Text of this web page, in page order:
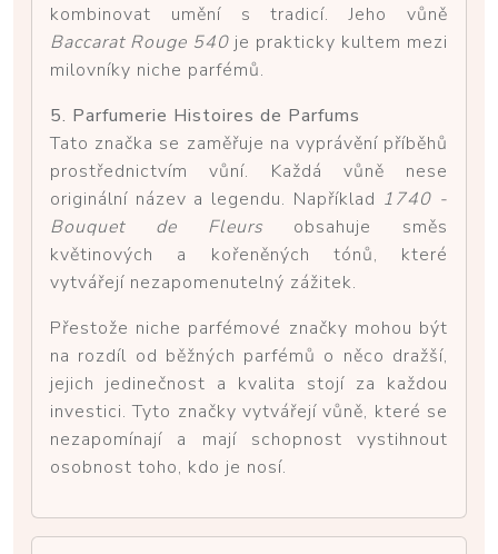
kombinovat umění s tradicí. Jeho vůně
Baccarat Rouge 540 je prakticky kultem mezi
milovníky niche parfémů.
5. Parfumerie Histoires de Parfums
Tato značka se zaměřuje na vyprávění příběhů
prostřednictvím vůní. Každá vůně nese
originální název a legendu. Například 1740 -
Bouquet de Fleurs obsahuje směs
květinových a kořeněných tónů, které
vytvářejí nezapomenutelný zážitek.
Přestože niche parfémové značky mohou být
na rozdíl od běžných parfémů o něco dražší,
jejich jedinečnost a kvalita stojí za každou
investici. Tyto značky vytvářejí vůně, které se
nezapomínají a mají schopnost vystihnout
osobnost toho, kdo je nosí.